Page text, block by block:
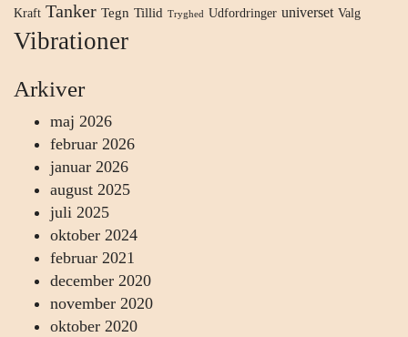
Kraft Tanker Tegn Tillid Tryghed Udfordringer universet Valg
Vibrationer
Arkiver
maj 2026
februar 2026
januar 2026
august 2025
juli 2025
oktober 2024
februar 2021
december 2020
november 2020
oktober 2020